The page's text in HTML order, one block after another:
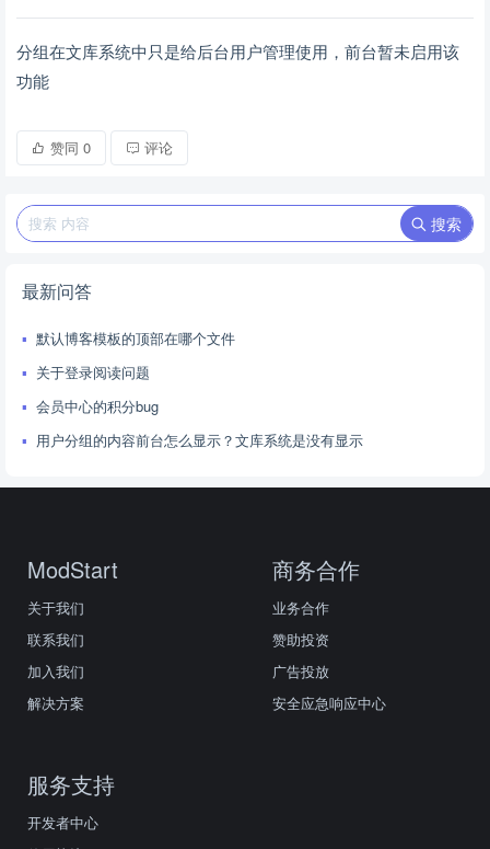
分组在文库系统中只是给后台用户管理使用，前台暂未启用该
功能
赞同 0 评论
搜索
最新问答
默认博客模板的顶部在哪个文件
关于登录阅读问题
会员中心的积分bug
用户分组的内容前台怎么显示？文库系统是没有显示
ModStart
关于我们
联系我们
加入我们
解决方案
商务合作
业务合作
赞助投资
广告投放
安全应急响应中心
服务支持
开发者中心